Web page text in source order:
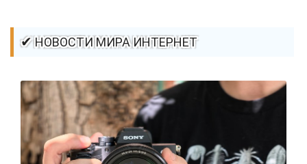
✔ НОВОСТИ МИРА ИНТЕРНЕТ